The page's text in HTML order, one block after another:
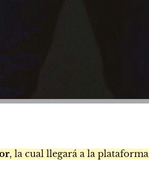
, la cual llegará a la plataforma